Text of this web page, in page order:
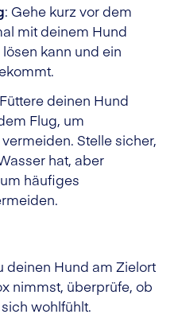
: Gehe kurz vor dem
mit deinem Hund
kann und ein
deinen Hund
Flug, um
Stelle sicher,
hat, aber
häufiges
deinen Hund am Zielort
nimmst, überprüfe, ob
wohlfühlt.